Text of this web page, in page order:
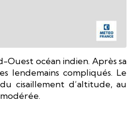
Ouest océan indien. Après sa
lendemains compliqués. Le
cisaillement d’altitude, au